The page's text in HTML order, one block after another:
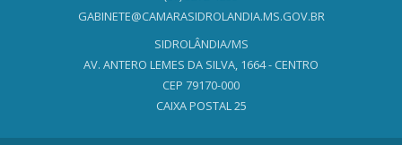
GABINETE@CAMARASIDROLANDIA.MS.GOV.BR
SIDROLÂNDIA/MS
AV. ANTERO LEMES DA SILVA, 1664 - CENTRO
CEP 79170-000
CAIXA POSTAL 25